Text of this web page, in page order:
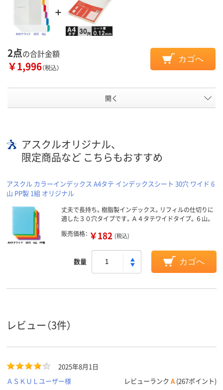
2点の合計金額
￥1,996（税込）
カゴへ
開く
アスクルオリジナル、
限定商品など こちらもおすすめ
アスクル カラーインデックス A4タテ インデックスシート 30穴 ワイド 6
山 PP製 1組 オリジナル
丈夫で長持ち。樹脂製インデックス。リフィルの仕切りに
適した３０穴タイプです。Ａ４タテワイドタイプ。６山。
販売価格： ￥182 (税込)
数量 カゴへ
レビュー（3件）
2025年8月1日
ＡＳＫＵＬユーザー様
レビューランク A (267ポイント)